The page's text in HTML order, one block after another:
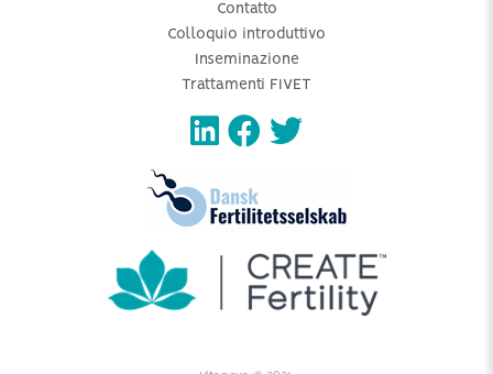
Contatto
Colloquio introduttivo
Inseminazione
Trattamenti FIVET